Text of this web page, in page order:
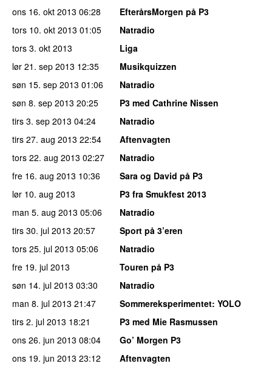
ons 16. okt 2013 06:28
EfterårsMorgen på P3
tors 10. okt 2013 01:05
Natradio
tors 3. okt 2013
Liga
lør 21. sep 2013 12:35
Musikquizzen
søn 15. sep 2013 01:06
Natradio
søn 8. sep 2013 20:25
P3 med Cathrine Nissen
tirs 3. sep 2013 04:24
Natradio
tirs 27. aug 2013 22:54
Aftenvagten
tors 22. aug 2013 02:27
Natradio
fre 16. aug 2013 10:36
Sara og David på P3
lør 10. aug 2013
P3 fra Smukfest 2013
man 5. aug 2013 05:06
Natradio
tirs 30. jul 2013 20:57
Sport på 3’eren
tors 25. jul 2013 05:06
Natradio
fre 19. jul 2013
Touren på P3
søn 14. jul 2013 03:30
Natradio
man 8. jul 2013 21:47 Sommereksperimentet: YOLO
tirs 2. jul 2013 18:21
P3 med Mie Rasmussen
ons 26. jun 2013 08:04
Go’ Morgen P3
ons 19. jun 2013 23:12
Aftenvagten